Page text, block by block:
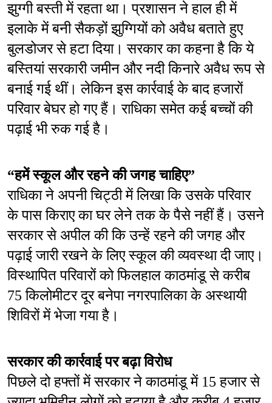
झुग्गी बस्ती में रहता था। प्रशासन ने हाल ही में
इलाके में बनी सैकड़ों झुग्गियों को अवैध बताते हुए
बुलडोजर से हटा दिया। सरकार का कहना है कि ये
बस्तियां सरकारी जमीन और नदी किनारे अवैध रूप से
बनाई गई थीं। लेकिन इस कार्रवाई के बाद हजारों
परिवार बेघर हो गए हैं। राधिका समेत कई बच्चों की
पढ़ाई भी रुक गई है।
“हमें स्कूल और रहने की जगह चाहिए”
राधिका ने अपनी चिट्ठी में लिखा कि उसके परिवार
के पास किराए का घर लेने तक के पैसे नहीं हैं। उसने
सरकार से अपील की कि उन्हें रहने की जगह और
पढ़ाई जारी रखने के लिए स्कूल की व्यवस्था दी जाए।
विस्थापित परिवारों को फिलहाल काठमांडू से करीब
75 किलोमीटर दूर बनेपा नगरपालिका के अस्थायी
शिविरों में भेजा गया है।
सरकार की कार्रवाई पर बढ़ा विरोध
पिछले दो हफ्तों में सरकार ने काठमांडू में 15 हजार से